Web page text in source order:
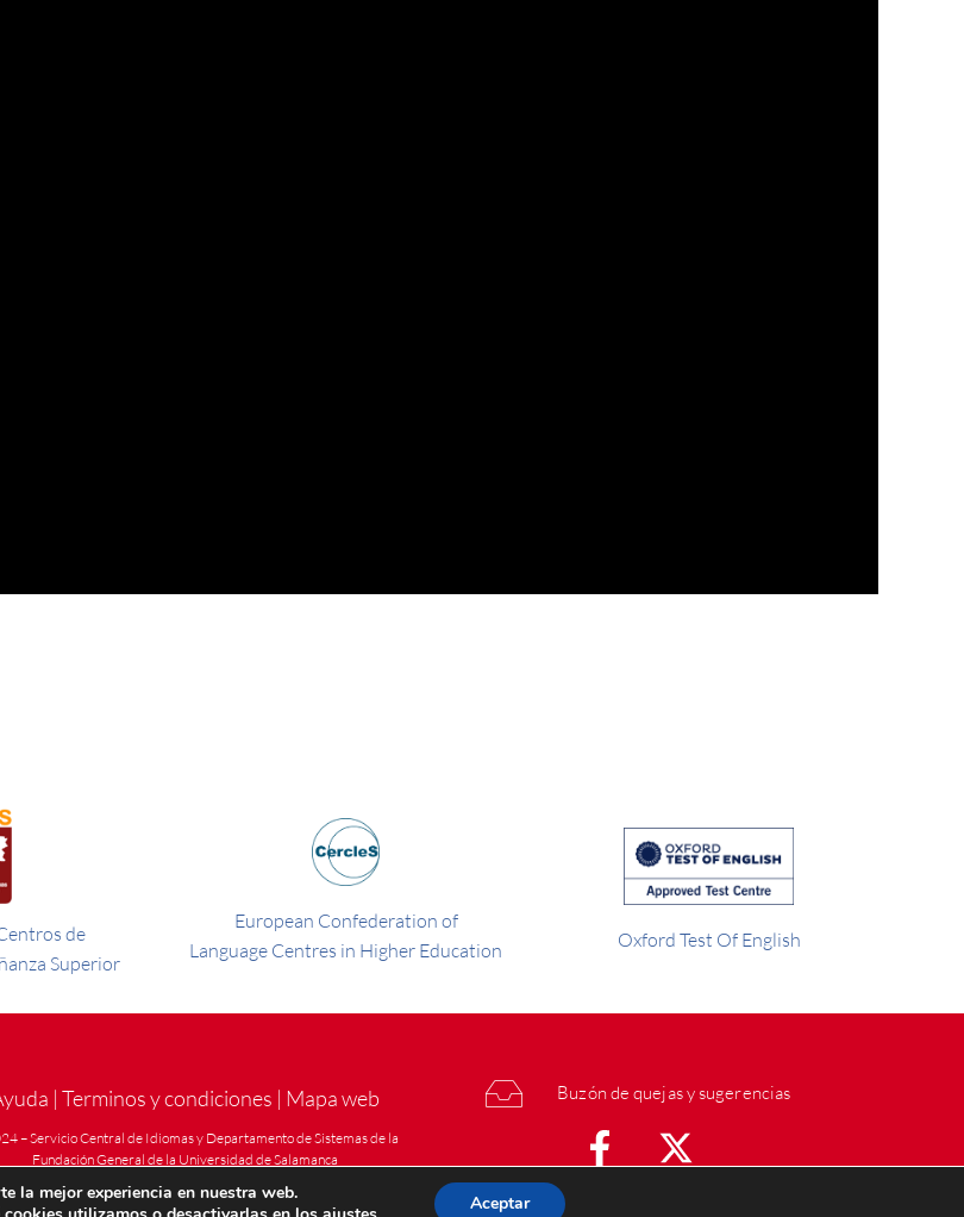
de
Superior
European Confederation of
Language Centres in Higher Education
Oxford Test Of English
| Terminos y condiciones | Mapa web
– Servicio Central de Idiomas y Departamento de Sistemas de la
Fundación General de la Universidad de Salamanca
Buzón de quejas y sugerencias
la mejor experiencia en nuestra web.
Aceptar